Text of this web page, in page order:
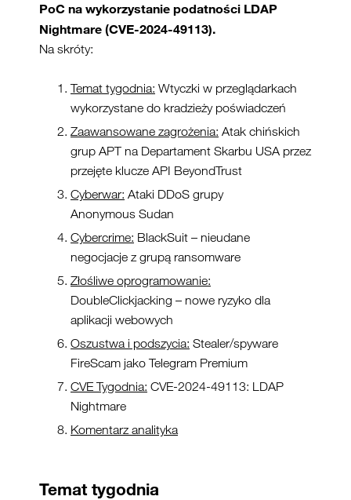
PoC na wykorzystanie podatności LDAP
Nightmare (CVE-2024-49113).
Na skróty:
Temat tygodnia: Wtyczki w przeglądarkach
wykorzystane do kradzieży poświadczeń
Zaawansowane zagrożenia: Atak chińskich
grup APT na Departament Skarbu USA przez
przejęte klucze API BeyondTrust
Cyberwar: Ataki DDoS grupy
Anonymous Sudan
Cybercrime: BlackSuit – nieudane
negocjacje z grupą ransomware
Złośliwe oprogramowanie:
DoubleClickjacking – nowe ryzyko dla
aplikacji webowych
Oszustwa i podszycia: Stealer/spyware
FireScam jako Telegram Premium
CVE Tygodnia: CVE-2024-49113: LDAP
Nightmare
Komentarz analityka
Temat tygodnia